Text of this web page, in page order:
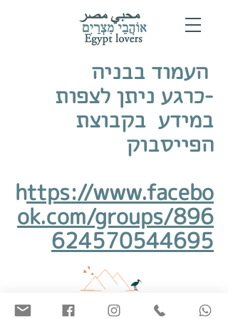
העמוד בבניה
-כרגע ניתן לצפות
במידע בקבוצת
הפייסבוק
https://www.facebo
ok.com/groups/896
624570544695
© Egypt Lovers